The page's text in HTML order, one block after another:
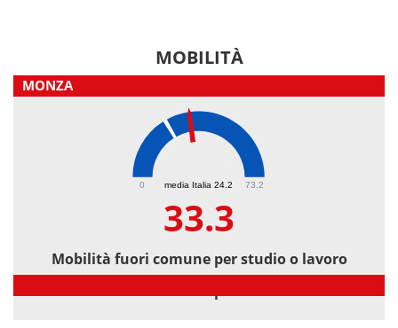
MOBILITÀ
MONZA
media Italia 24.2
0 73.2
33.3
Mobilità fuori comune per studio o lavoro